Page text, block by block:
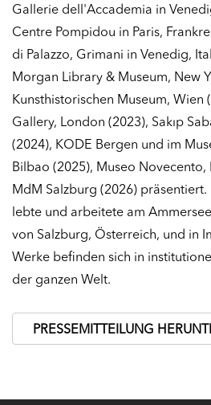
Gallerie dell'Accademia in
Centre Pompidou in Paris,
di Palazzo, Grimani in Venedig,
Morgan Library & Museum, New
Kunsthistorischen Museum, Wien
Gallery, London (2023), Sakıp
(2024), KODE Bergen und im
Bilbao (2025), Museo Novecento,
MdM Salzburg (2026) präsentiert.
lebte und arbeitete am
von Salzburg, Österreich, und in
Werke befinden sich in
der ganzen Welt.
PRESSEMITTEILUNG